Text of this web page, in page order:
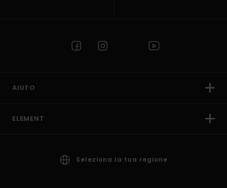
AIUTO
ELEMENT
Seleziona la tua regione